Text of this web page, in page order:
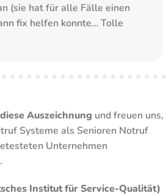
(sie hat für alle Fälle einen
fix helfen konnte… Tolle
Auszeichnung und freuen uns,
Systeme als Senioren Notruf
Unternehmen
Institut für Service-Qualität)